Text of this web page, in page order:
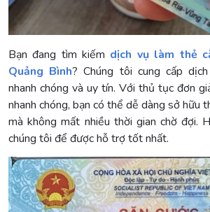
Bạn đang tìm kiếm dịch vụ làm thẻ
Quảng Bình? Chúng tôi cung cấp
nhanh chóng và uy tín. Với thủ tục đơn
nhanh chóng, bạn có thể dễ dàng sở hữu
mà không mất nhiều thời gian chờ đợi.
chúng tôi để được hỗ trợ tốt nhất.